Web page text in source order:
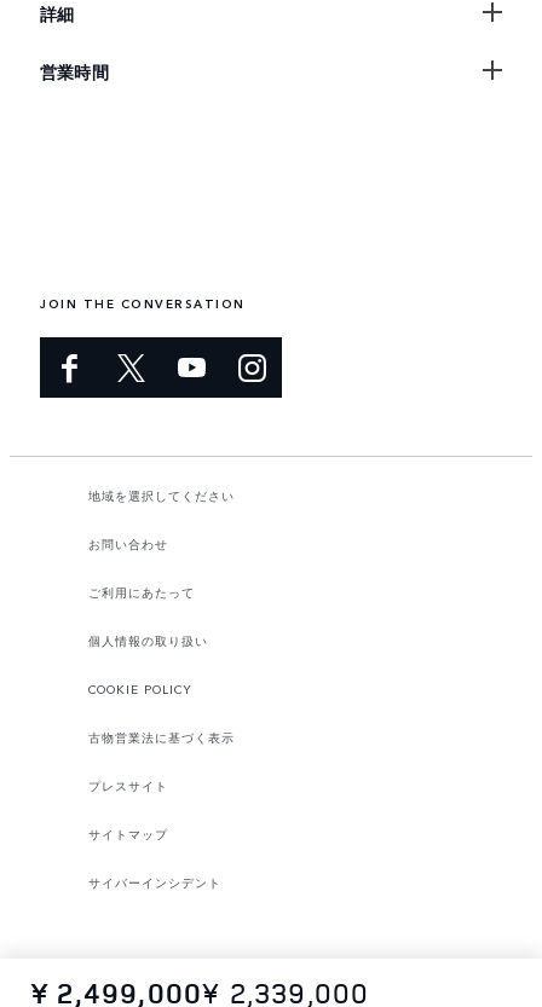
詳細
営業時間
¥ 2,499,000¥ 2,339,000
JOIN THE CONVERSATION
地域を選択してください​
お問い合わせ
ご利用にあたって
個人情報の取り扱い
COOKIE POLICY
古物営業法に基づく表示
プレスサイト
サイトマップ
サイバーインシデント